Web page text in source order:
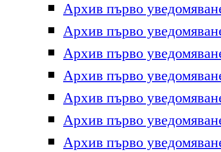
Архив първо
Архив първо
Архив първо
Архив първо
Архив първо
Архив първо
Архив първо